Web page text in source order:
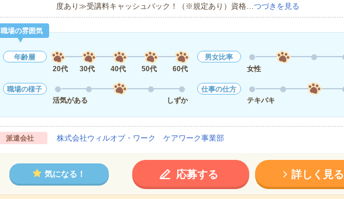
度あり≫受講料キャッシュバック！（※規定あり）資格…つづきを見る
職場の雰囲気
年齢層
20代
30代 40代 50代 60代
男女比率
女性
職場の様子
活気がある
しずか
仕事の仕方
テキパキ
派遣会社 株式会社ウィルオブ・ワーク ケアワーク事業部
気になる！ 応募する 詳しく見る